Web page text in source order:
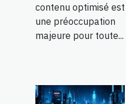
contenu optimisé est
une préoccupation
majeure pour toute...